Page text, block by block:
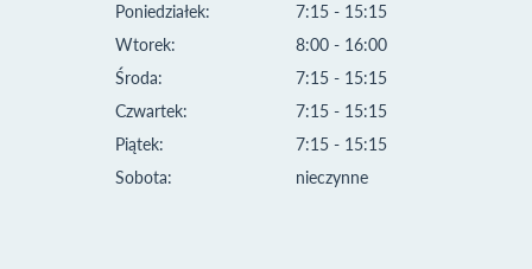
Poniedziałek:
Wtorek:
Środa:
Czwartek:
Piątek:
Sobota:
7:15 - 15:15
8:00 - 16:00
7:15 - 15:15
7:15 - 15:15
7:15 - 15:15
nieczynne